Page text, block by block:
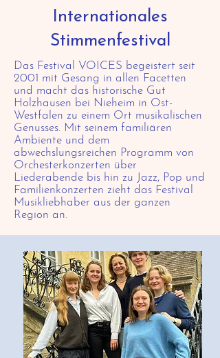
Internationales
Stimmenfestival
Das Festival VOICES begeistert seit
2001 mit Gesang in allen Facetten
und macht das historische Gut
Holzhausen bei Nieheim in Ost-
Westfalen zu einem Ort musikalischen
Genusses. Mit seinem familiären
Ambiente und dem
abwechslungsreichen Programm von
Orchesterkonzerten über
Liederabende bis hin zu Jazz, Pop und
Familienkonzerten zieht das Festival
Musikliebhaber aus der ganzen
Region an.